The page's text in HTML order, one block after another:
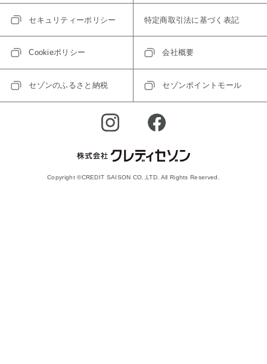
セキュリティーポリシー 特定商取引法に基づく表記
Cookieポリシー 会社概要
セゾンのふるさと納税 セゾンポイントモール
Copyright ©CREDIT SAISON CO.,LTD. All Rights Reserved.